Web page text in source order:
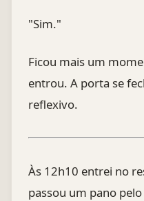
"Sim."
Ficou mais um
entrou. A porta se
reflexivo.
Às 12h10 entrei no
passou um pano